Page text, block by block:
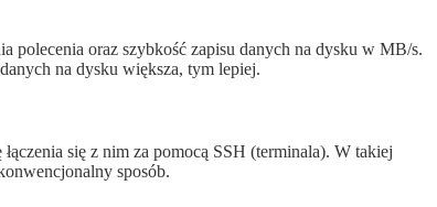
polecenia oraz szybkość zapisu danych na dysku w MB/s.
na dysku większa, tym lepiej.
się z nim za pomocą SSH (terminala). W takiej
sposób.